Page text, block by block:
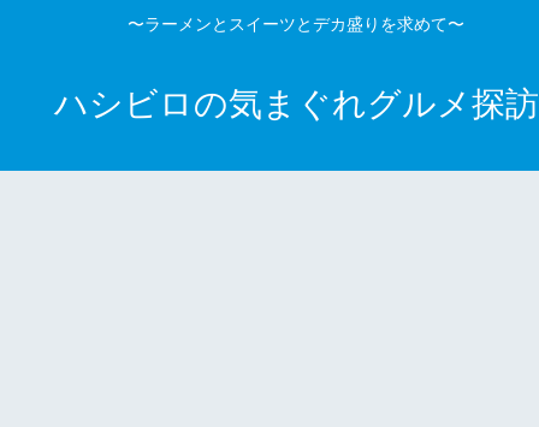
〜ラーメンとスイーツとデカ盛りを求めて〜
ハシビロの気まぐれグルメ探訪